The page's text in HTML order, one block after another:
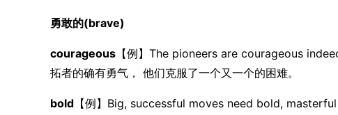
勇敢的(brave)
courageous 【例】The pioneers are courageous
拓者的确有勇气， 他们克服了一个又一个的困难。
bold 【例】Big, successful moves need bold,